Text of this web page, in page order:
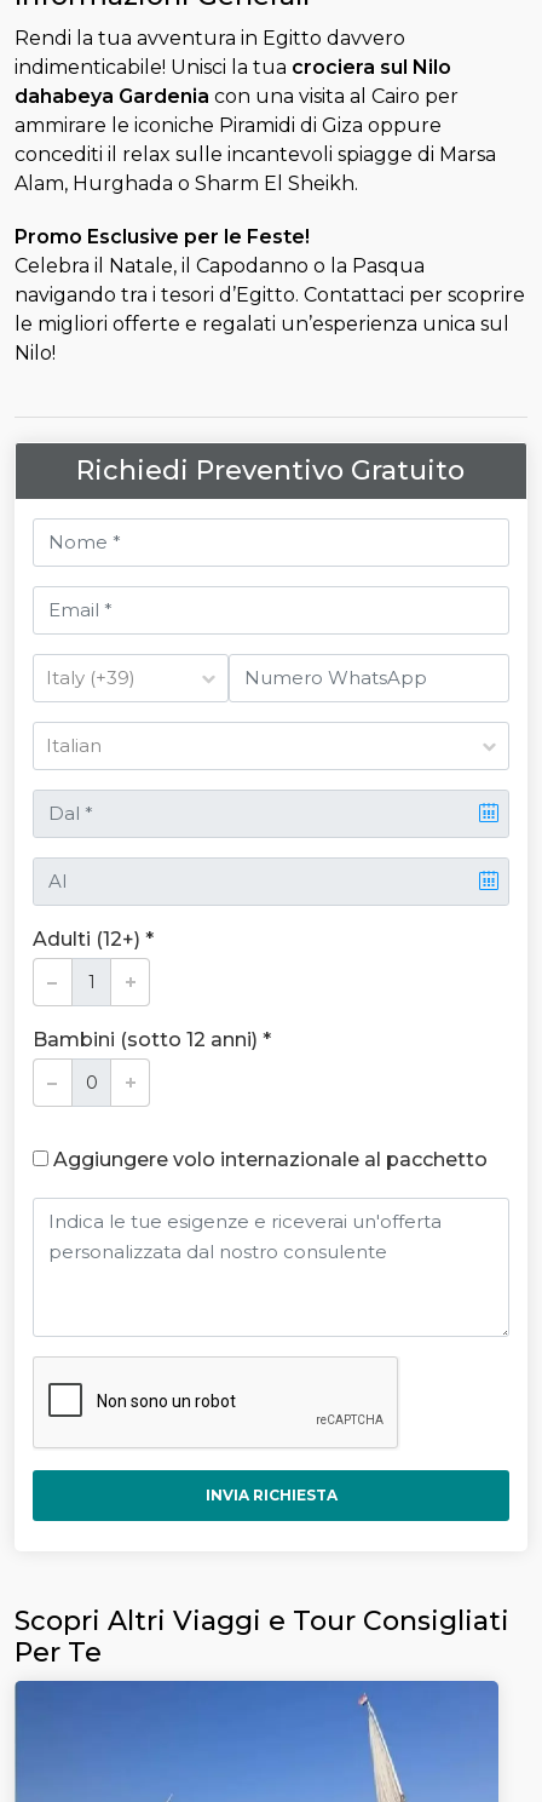
Rendi la tua avventura in Egitto davvero
indimenticabile! Unisci la tua crociera sul Nilo
dahabeya Gardenia con una visita al Cairo per
ammirare le iconiche Piramidi di Giza oppure
concediti il relax sulle incantevoli spiagge di Marsa
Alam, Hurghada o Sharm El Sheikh.
Promo Esclusive per le Feste!
Celebra il Natale, il Capodanno o la Pasqua
navigando tra i tesori d’Egitto. Contattaci per scoprire
le migliori offerte e regalati un’esperienza unica sul
Nilo!
Richiedi Preventivo Gratuito
Adulti (12+) *
Bambini (sotto 12 anni) *
Aggiungere volo internazionale al pacchetto
INVIA RICHIESTA
Scopri Altri Viaggi e Tour Consigliati
Per Te